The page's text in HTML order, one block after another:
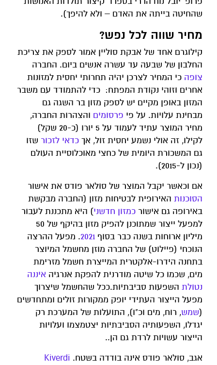
שהחיטה בייתה את האדם – ולא להיפך).
מחיר שווה לכל נפש?
קילוגרם אחד של אבקת סוליין אמור לספק את צריכת
החלבון של שבעה עד עשרה אנשים ביום. החברה
צופה כי המחיר לצרכן יהיה תחרותי יחסית למזונות
אחרים וזוהי נקודת המפתח: כדי להתמודד עם משבר
המזון באופן מקיים יש לספק מזון בר השגה גם
מבחינת עלויות. על פי פרסומים והצהרות החברה,
מחיר המוצר עתיד לעמוד על 5 יורו (כ-20 שקל)
לקילו, זה אולי נשמע יחסית זול, אך כדאי לזכור שזו
גם המשכורת היומית של כחצי מאוכלוסיית העולם
(נכון ל-2015).
אם וכאשר יקבל המוצר של סולאר פודס את אישור
הסוכנות האירופית לבטיחות מזון (החברה מבקשת
באירופה גם אישור כמזון חדשני) היא מתכננת לעבור
למפעל ייצור שמתוכנן להפיק מזון בהיקף של 50
מיליון ארוחות בשנה כבר בסוף 2021. מפעל ההרצה
הנוכחי (פיילוט) של החברה מוזן מחשמל המיוצר
בתחנה הידרו-אלקטרית המייצרת חשמל מזרימת
מים, שכמו כל שיטה מודרנית להפקת אנרגיה איננה
נטולת השפעות סביבתיות.ככל שהחשמל שיצרוך
מפעל הייצור העתידי יופק ממקורות זולים ומתחדשים
(שמש, רוח, מים וכ"ו), התועלות של המערכת רק
יגדלו, השפעותיה הסביבתיות יצטמצמו ועלויות
הייצור עשויות לרדת גם הן..
אגב, סולאר פודס אינה בודדה בשטח. Kiverdi